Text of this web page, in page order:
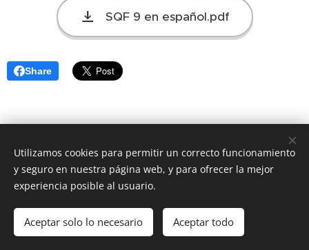
SQF 9 en español.pdf
Share
© 2022 Todos los derechos reservados
Powered byWebnode Cookies
Utilizamos cookies para permitir un correcto funcionamiento
y seguro en nuestra página web, y para ofrecer la mejor
experiencia posible al usuario.
Aceptar solo lo necesario Aceptar todo